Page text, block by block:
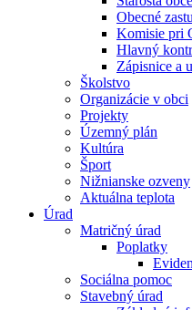
Obecné
Komisie pri
Hlavný
Zápisnice a
Školstvo
Organizácie v obci
Projekty
Územný plán
Kultúra
Šport
Nižnianske ozveny
Aktuálna teplota
Úrad
Matričný úrad
Poplatky
Sociálna pomoc
Stavebný úrad